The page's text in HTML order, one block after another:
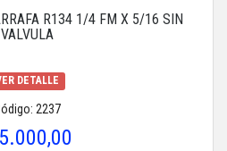
R134 1/4 FM X 5/16 SIN
VALVULA
DETALLE
2237